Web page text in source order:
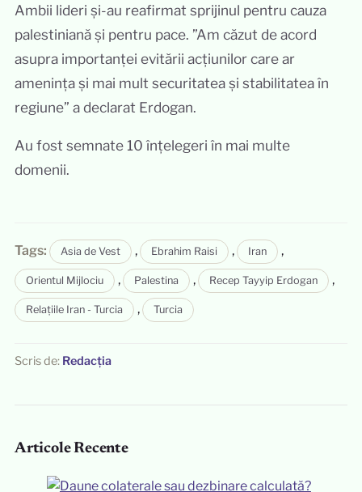
Ambii lideri și-au reafirmat sprijinul pentru cauza
palestiniană și pentru pace. ”Am căzut de acord
asupra importanței evitării acțiunilor care ar
amenința și mai mult securitatea și stabilitatea în
regiune” a declarat Erdogan.
Au fost semnate 10 înțelegeri în mai multe
domenii.
Tags: Asia de Vest , Ebrahim Raisi , Iran ,
Orientul Mijlociu , Palestina , Recep Tayyip Erdogan ,
Relațiile Iran - Turcia , Turcia
Scris de: Redacția
Articole Recente